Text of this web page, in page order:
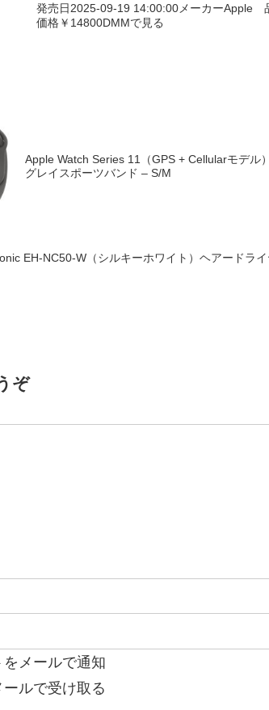
発売日2025-09-19 14:00:00メーカーApple
価格￥14800DMMで見る
Apple Watch Series 11（GPS + Cellularモデル
グレイスポーツバンド – S/M
EH-NC50-W（シルキーホワイト）ヘアードラ
ぞ
メールで通知
ルで受け取る